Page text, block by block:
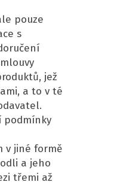
pouze
s
jež
a to v té
podmínky
v jiné formě
a jeho
třemi až